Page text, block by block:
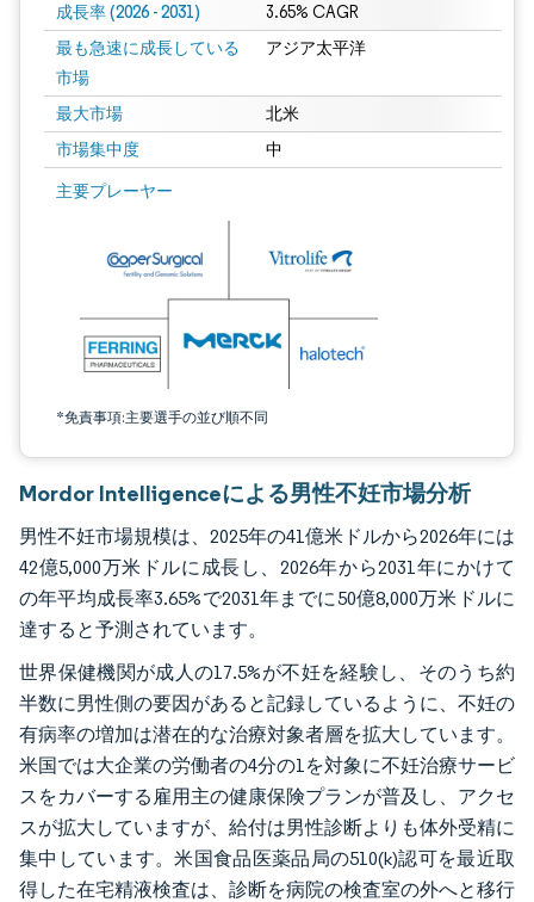
成長率 (2026 - 2031) 3.65% CAGR
最も急速に成長している
市場
アジア太平洋
最大市場 北米
市場集中度 中
主要プレーヤー
*免責事項:主要選手の並び順不同
画像 © Mordor Intelligence。再利用にはCC BY 4.0の表示が必要です。
Mordor Intelligenceによる男性不妊市場分析
男性不妊市場規模は、2025年の41億米ドルから2026年には
42億5,000万米ドルに成長し、2026年から2031年にかけて
の年平均成長率3.65%で2031年までに50億8,000万米ドルに
達すると予測されています。
世界保健機関が成人の17.5%が不妊を経験し、そのうち約
半数に男性側の要因があると記録しているように、不妊の
有病率の増加は潜在的な治療対象者層を拡大しています。
米国では大企業の労働者の4分の1を対象に不妊治療サービ
スをカバーする雇用主の健康保険プランが普及し、アクセ
スが拡大していますが、給付は男性診断よりも体外受精に
集中しています。米国食品医薬品局の510(k)認可を最近取
得した在宅精液検査は、診断を病院の検査室の外へと移行